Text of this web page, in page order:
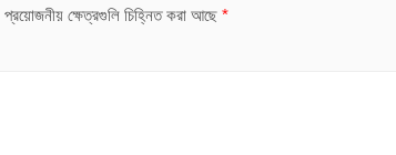
প্রয়োজনীয় ক্ষেত্রগুলি চিহ্নিত করা আছে *